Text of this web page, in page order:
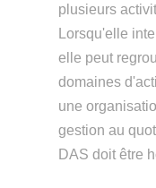
plusieurs
Lorsqu'elle
elle peut
domaines
une
gestion au
DAS doit être